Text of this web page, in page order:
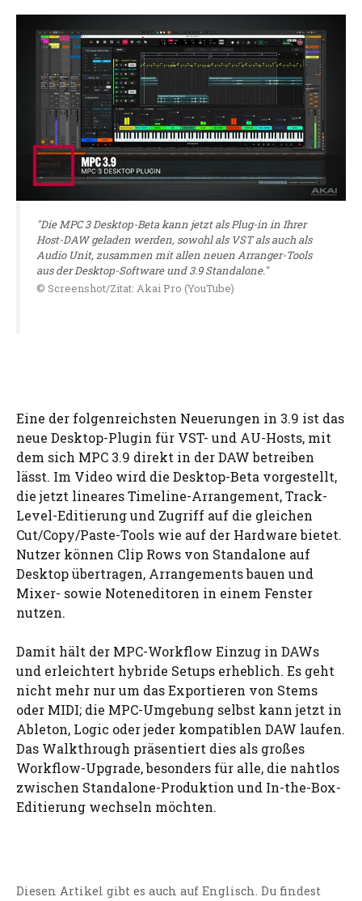
"Die MPC 3 Desktop-Beta kann jetzt als Plug-in in Ihrer
Host-DAW geladen werden, sowohl als VST als auch als
Audio Unit, zusammen mit allen neuen Arranger-Tools
aus der Desktop-Software und 3.9 Standalone."
© Screenshot/Zitat: Akai Pro (YouTube)
Eine der folgenreichsten Neuerungen in 3.9 ist das
neue Desktop-Plugin für VST- und AU-Hosts, mit
dem sich MPC 3.9 direkt in der DAW betreiben
lässt. Im Video wird die Desktop-Beta vorgestellt,
die jetzt lineares Timeline-Arrangement, Track-
Level-Editierung und Zugriff auf die gleichen
Cut/Copy/Paste-Tools wie auf der Hardware bietet.
Nutzer können Clip Rows von Standalone auf
Desktop übertragen, Arrangements bauen und
Mixer- sowie Noteneditoren in einem Fenster
nutzen.
Damit hält der MPC-Workflow Einzug in DAWs
und erleichtert hybride Setups erheblich. Es geht
nicht mehr nur um das Exportieren von Stems
oder MIDI; die MPC-Umgebung selbst kann jetzt in
Ableton, Logic oder jeder kompatiblen DAW laufen.
Das Walkthrough präsentiert dies als großes
Workflow-Upgrade, besonders für alle, die nahtlos
zwischen Standalone-Produktion und In-the-Box-
Editierung wechseln möchten.
Diesen Artikel gibt es auch auf Englisch. Du findest